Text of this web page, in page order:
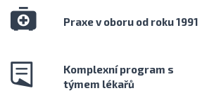
Praxe v oboru od roku 1991
Komplexní program s
týmem lékařů